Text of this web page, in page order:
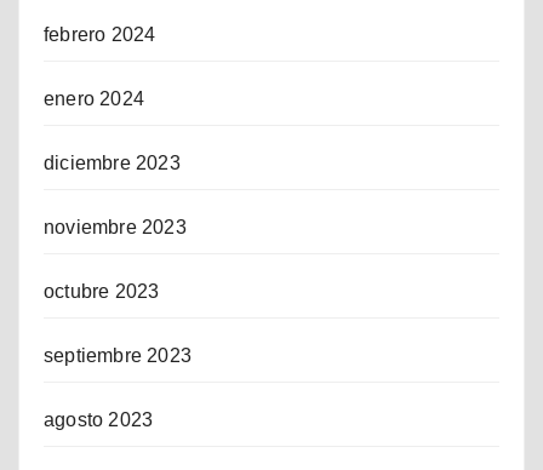
febrero 2024
enero 2024
diciembre 2023
noviembre 2023
octubre 2023
septiembre 2023
agosto 2023